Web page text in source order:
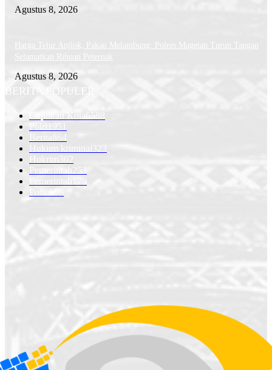
Agustus 8, 2026
Harga Telur Anjlok, Pakan Melambung: Polres Magetan Turun Tangan
Selamatkan Ribuan Peternak
Agustus 8, 2026
BERITA POPULER
Cuplikan Kota
6588
Polri
1951
Berita 864
Hukum kriminal
323
Hukrim 302
Pemerintah
253
Pemerintah
179
Politik